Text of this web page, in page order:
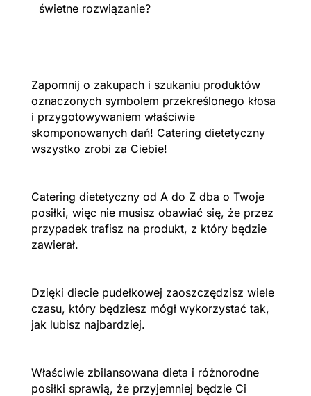
świetne rozwiązanie?
Zapomnij o zakupach i szukaniu produktów
oznaczonych symbolem przekreślonego kłosa
i przygotowywaniem właściwie
skomponowanych dań! Catering dietetyczny
wszystko zrobi za Ciebie!
Catering dietetyczny od A do Z dba o Twoje
posiłki, więc nie musisz obawiać się, że przez
przypadek trafisz na produkt, z który będzie
zawierał.
Dzięki diecie pudełkowej zaoszczędzisz wiele
czasu, który będziesz mógł wykorzystać tak,
jak lubisz najbardziej.
Właściwie zbilansowana dieta i różnorodne
posiłki sprawią, że przyjemniej będzie Ci